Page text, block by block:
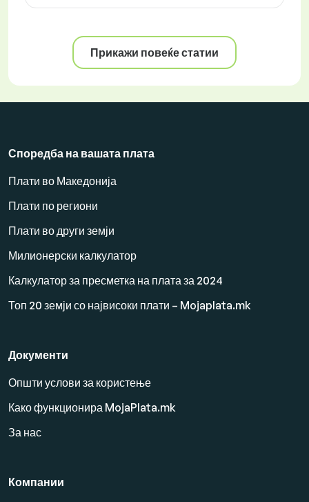
Прикажи повеќе статии
Споредба на вашата плата
Плати во Македонија
Плати по региони
Плати во други земји
Милионерски калкулатор
Калкулатор за пресметка на плата за 2024
Топ 20 земји со највисоки плати – Mojaplata.mk
Документи
Општи услови за користење
Како функционира MojaPlata.mk
За нас
Компании